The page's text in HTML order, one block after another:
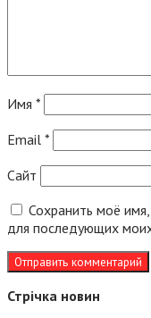
Имя *
Email *
Сайт
Сохранить моё
для последующих
Стрічка новин